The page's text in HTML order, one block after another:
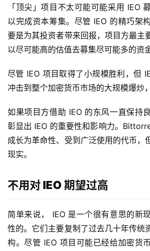
「顶尖」项目不太可能可能采用 IEO
以完成资本筹集。尽管 IEO 的精巧架
要是为其投资者带来回报，项目方最主
以尽可能高的估值去募集尽可能多的资金
尽管 IEO 项目取得了小规模胜利，但
冲击到整个加密货币市场的大规模爆炒
如果项目方借助 IEO 的东风一直保持
彰显出 IEO 的重要性和影响力。
成长为革命性、受到广泛使用的代币，
现实。
不用对 IEO 期望过高
简单来说， IEO 是一个很有意思的新
性的。它们主要复制了过去几十年传统
构。尽管 IEO 项目可能已经给加密货